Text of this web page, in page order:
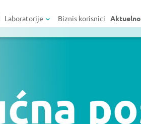
Laboratorije Biznis korisnici Aktuelno